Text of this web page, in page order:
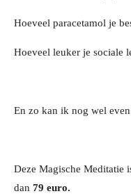
Hoeveel paracetamol je
Hoeveel leuker je sociale
En zo kan ik nog wel
Deze Magische Meditatie
dan 79 euro.